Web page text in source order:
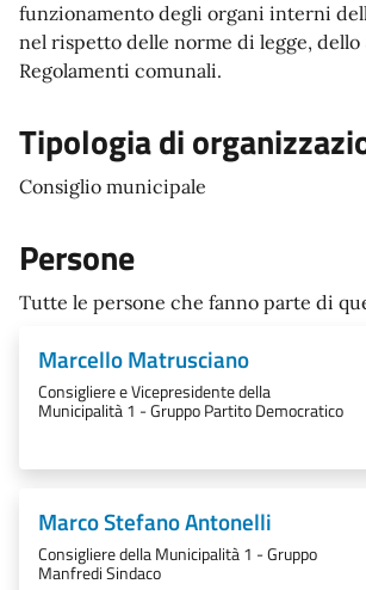
funzionamento degli organi interni
nel rispetto delle norme di legge, dello
Regolamenti comunali.
Tipologia di
Consiglio municipale
Persone
Tutte le persone che fanno parte di
Marcello Matrusciano
Consigliere e Vicepresidente della
Municipalità 1 - Gruppo Partito Democratico
Marco Stefano Antonelli
Consigliere della Municipalità 1 - Gruppo
Manfredi Sindaco